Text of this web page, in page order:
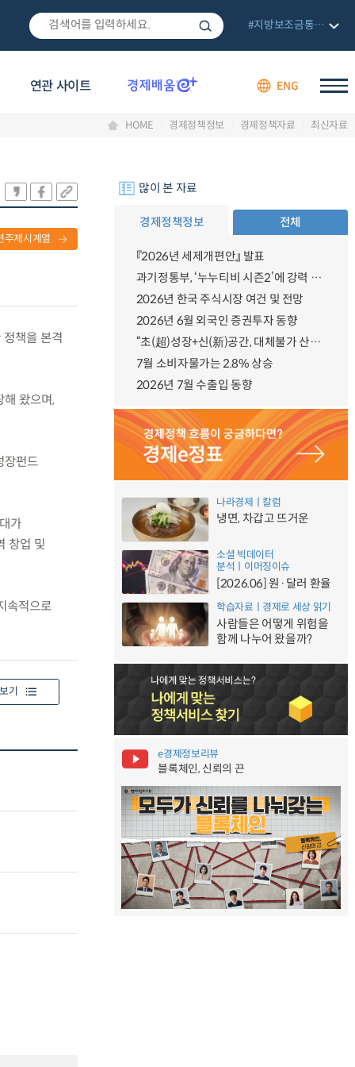
연관 사이트 ENG
#지방보조금통합관리망
HOME 경제정책정보 경제정책자료 최신자료
주제시계열
책을 본격
왔으며,
장펀드
가
창업 및
속적으로
기
많이 본 자료
경제정책정보 전체
『2026년 세제개편안』 발표
과기정통부, ‘누누티비 시즌2’에 강력 대응 의지 밝혀
2026년 한국 주식시장 여건 및 전망
2026년 6월 외국인 증권투자 동향
“초(超)성장+신(新)공간, 대체불가 산업강국”
7월 소비자물가는 2.8% 상승
2026년 7월 수출입 동향
나라경제ㅣ칼럼
냉면, 차갑고 뜨거운
소셜 빅데이터
분석ㅣ이머징이슈
[2026.06] 원·달러 환율
학습자료ㅣ경제로 세상 읽기
사람들은 어떻게 위험을
함께 나누어 왔을까?
e경제정보리뷰
블록체인, 신뢰의 끈